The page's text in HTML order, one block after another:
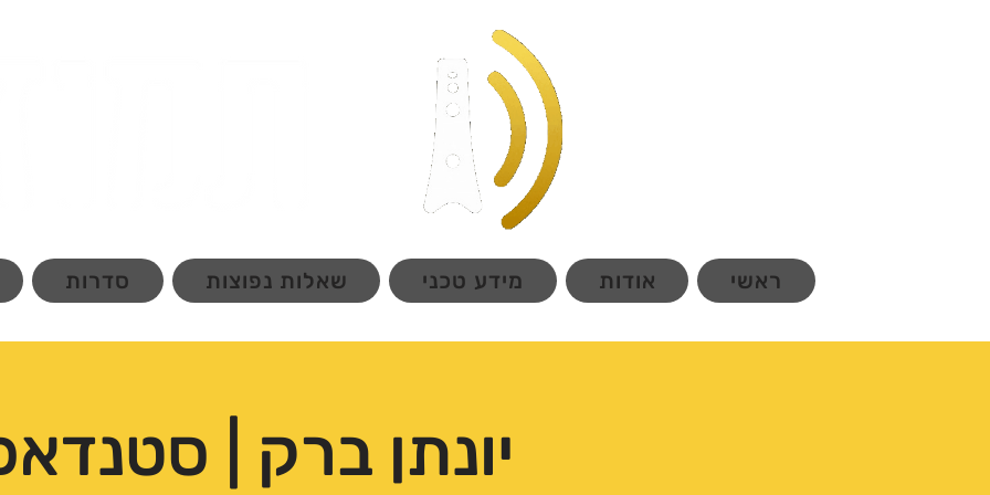
סדרות שאלות נפוצות מידע טכני אודות ראשי
יונתן ברק |